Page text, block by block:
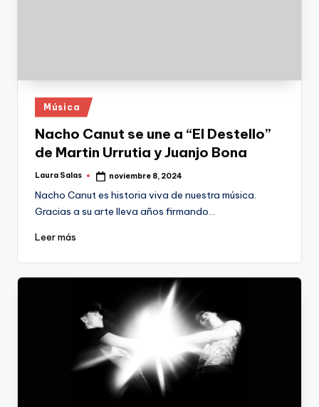
Publicado
en
Música
Nacho Canut se une a “El Destello”
de Martin Urrutia y Juanjo Bona
Publicado
Laura Salas noviembre 8, 2024
Nacho Canut es historia viva de nuestra música.
Gracias a su arte lleva años firmando…
Leer más